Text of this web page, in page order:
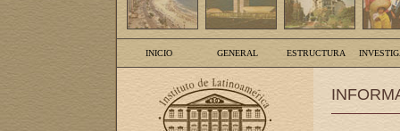
INICIO GENERAL ESTRUCTURA